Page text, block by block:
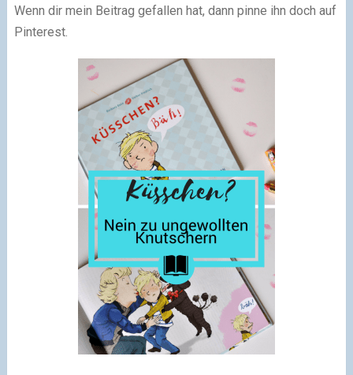
Wenn dir mein Beitrag gefallen hat, dann pinne ihn doch auf
Pinterest.